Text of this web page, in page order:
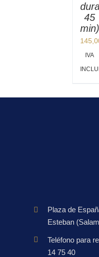
45
min)
IVA
Plaza de
Esteban
Teléfono para
14 75 40